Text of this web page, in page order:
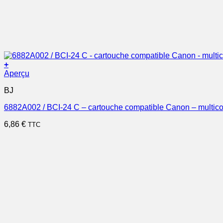
+
Aperçu
BJ
6882A002 / BCI-24 C – cartouche compatible Canon –
6,86 € TTC